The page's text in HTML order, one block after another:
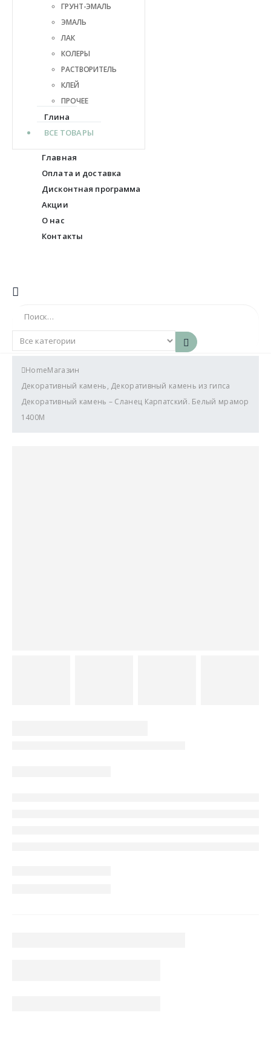
ГРУНТ-ЭМАЛЬ
ЭМАЛЬ
ЛАК
КОЛЕРЫ
РАСТВОРИТЕЛЬ
КЛЕЙ
ПРОЧЕЕ
Глина
ВСЕ ТОВАРЫ
Главная
Оплата и доставка
Дисконтная программа
Акции
О нас
Контакты
HomeМагазин
Декоративный камень, Декоративный камень из гипса
Декоративный камень – Сланец Карпатский. Белый мрамор
1400М